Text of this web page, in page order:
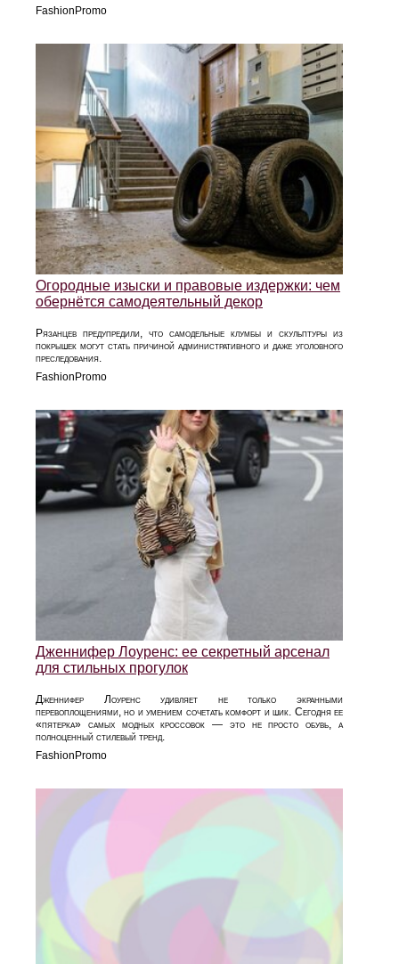
FashionPromo
Огородные изыски и правовые издержки: чем
обернётся самодеятельный декор
Рязанцев предупредили, что самодельные клумбы и скульптуры из
покрышек могут стать причиной административного и даже уголовного
преследования.
FashionPromo
Дженнифер Лоуренс: ее секретный арсенал
для стильных прогулок
Дженнифер Лоуренс удивляет не только экранными
перевоплощениями, но и умением сочетать комфорт и шик. Сегодня ее
«пятерка» самых модных кроссовок — это не просто обувь, а
полноценный стилевый тренд.
FashionPromo